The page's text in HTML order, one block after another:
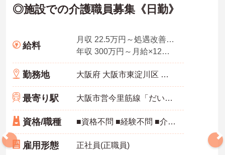
◎施設での介護職員募集《日勤》
給料
月収 22.5万円～処遇改善手当、特定処遇手当、業務手当
年収 300万円～月給×12ヶ月＋賞与
勤務地 大阪府 大阪市東淀川区 大道南1-6-28
最寄り駅 大阪市営今里筋線「だいどう豊里駅」徒歩6分
資格/職種 ■資格不問 ■経験不問 ■介護職員初任者研修（ヘルパー2級）以上あれば尚可
雇用形態 正社員(正職員)